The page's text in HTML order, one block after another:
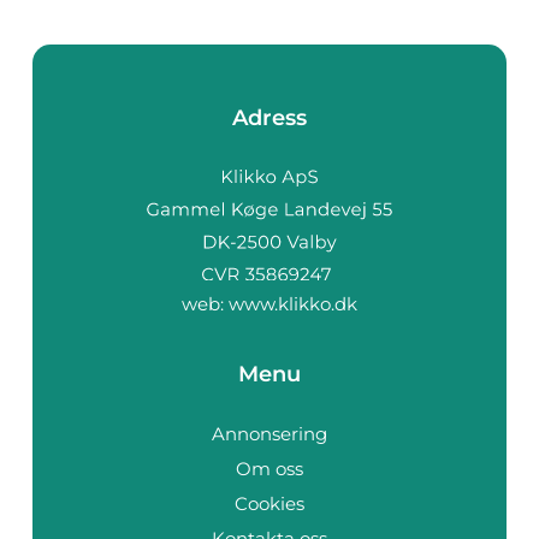
Adress
web: www.klikko.dk
Menu
Annonsering
Om oss
Cookies